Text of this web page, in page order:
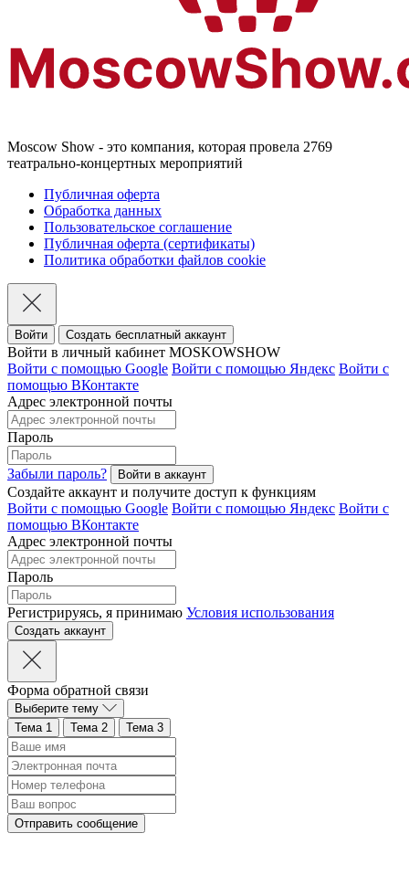
Moscow Show - это компания, которая провела 2769
театрально-концертных мероприятий
Публичная оферта
Обработка данных
Пользовательское соглашение
Публичная оферта (сертификаты)
Политика обработки файлов cookie
Войти Создать бесплатный аккаунт
Войти в личный кабинет MOSKOWSHOW
Войти с помощью Google Войти с помощью Яндекс Войти с
помощью ВКонтакте
Адрес электронной почты
Пароль
Забыли пароль?
Создайте аккаунт и получите доступ к функциям
Войти с помощью Google Войти с помощью Яндекс Войти с
помощью ВКонтакте
Адрес электронной почты
Пароль
Регистрируясь, я принимаю Условия использования
Форма обратной связи
Выберите тему
Тема 1
Тема 2 Тема 3
Отправить сообщение